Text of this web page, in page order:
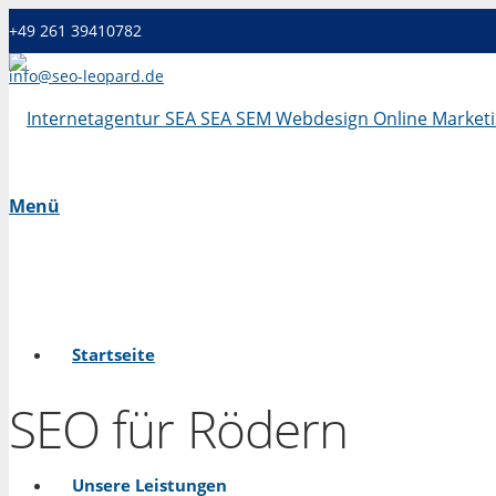
+49 261 39410782
info@seo-leopard.de
Mo - Fr 09.00 Uhr - 18.00 Uhr
Menü
Startseite
Unsere Leistungen
SEO für Rödern